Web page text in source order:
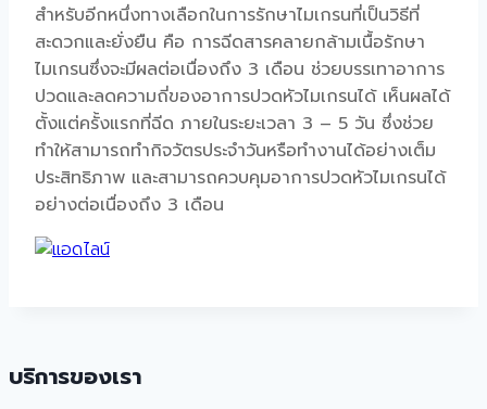
สำหรับอีกหนึ่งทางเลือกในการรักษาไมเกรนที่เป็นวิธีที่
สะดวกและยั่งยืน คือ การฉีดสารคลายกล้ามเนื้อรักษา
ไมเกรนซึ่งจะมีผลต่อเนื่องถึง 3 เดือน ช่วยบรรเทาอาการ
ปวดและลดความถี่ของอาการปวดหัวไมเกรนได้ เห็นผลได้
ตั้งแต่ครั้งแรกที่ฉีด ภายในระยะเวลา 3 – 5 วัน ซึ่งช่วย
ทำให้สามารถทำกิจวัตรประจำวันหรือทำงานได้อย่างเต็ม
ประสิทธิภาพ และสามารถควบคุมอาการปวดหัวไมเกรนได้
อย่างต่อเนื่องถึง 3 เดือน
บริการของเรา